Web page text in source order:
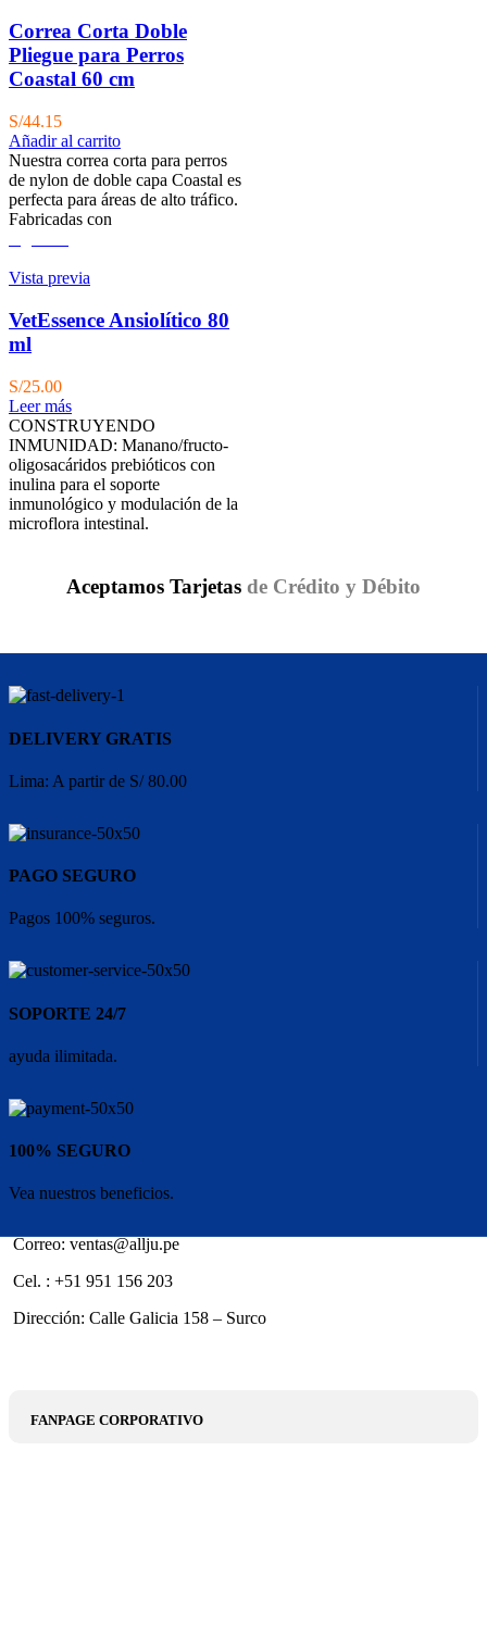
Correa Corta Doble
Pliegue para Perros
Coastal 60 cm
S/44.15
Añadir al carrito
Nuestra correa corta para perros
de nylon de doble capa Coastal es
perfecta para áreas de alto tráfico.
Fabricadas con
Vista previa
VetEssence Ansiolítico 80
ml
S/25.00
Leer más
CONSTRUYENDO
INMUNIDAD: Manano/fructo-
oligosacáridos prebióticos con
inulina para el soporte
inmunológico y modulación de la
microflora intestinal.
Aceptamos Tarjetas de Crédito y Débito
DELIVERY GRATIS
Lima: A partir de S/ 80.00
PAGO SEGURO
Pagos 100% seguros.
SOPORTE 24/7
ayuda ilimitada.
100% SEGURO
Vea nuestros beneficios.
Correo: ventas@allju.pe
Cel. : +51 951 156 203
Dirección: Calle Galicia 158 – Surco
FANPAGE CORPORATIVO